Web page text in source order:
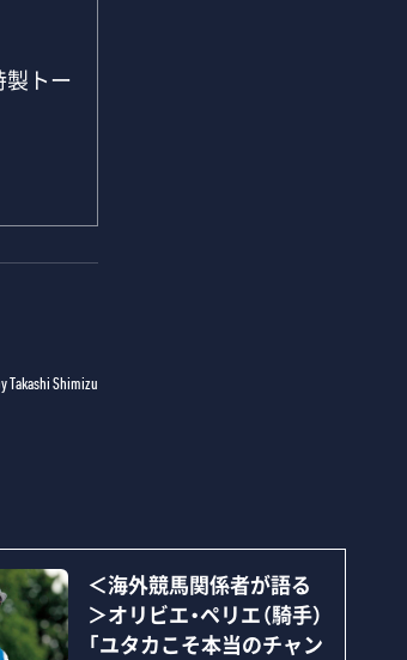
製トー
Takashi Shimizu
＜海外競馬関係者が語る
＞オリビエ・ペリエ（騎手）
「ユタカこそ本当のチャン